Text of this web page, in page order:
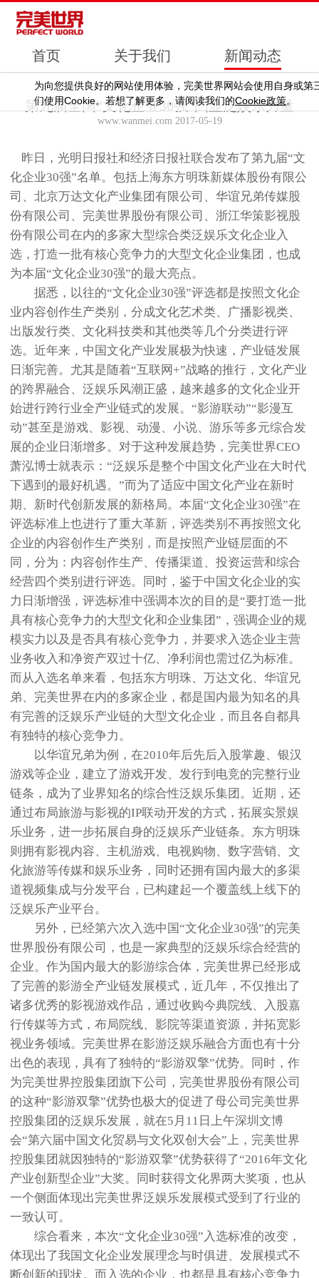
为向您提供良好的网站使用体验，完美世界网站会使用自身或第
们使用Cookie。若想了解更多，请阅读我们的Cookie政策。
首页 关于我们 新闻动态
第九届全国“文化企业30强”凸显泛娱乐力量
www.wanmei.com 2017-05-19
昨日，光明日报社和经济日报社联合发布了第九届“文
化企业30强”名单。包括上海东方明珠新媒体股份有限公
司、北京万达文化产业集团有限公司、华谊兄弟传媒股
份有限公司、完美世界股份有限公司、浙江华策影视股
份有限公司在内的多家大型综合类泛娱乐文化企业入
选，打造一批有核心竞争力的大型文化企业集团，也成
为本届“文化企业30强”的最大亮点。
据悉，以往的“文化企业30强”评选都是按照文化企
业内容创作生产类别，分成文化艺术类、广播影视类、
出版发行类、文化科技类和其他类等几个分类进行评
选。近年来，中国文化产业发展极为快速，产业链发展
日渐完善。尤其是随着“互联网+”战略的推行，文化产业
的跨界融合、泛娱乐风潮正盛，越来越多的文化企业开
始进行跨行业全产业链式的发展。“影游联动”“影漫互
动”甚至是游戏、影视、动漫、小说、游乐等多元综合发
展的企业日渐增多。对于这种发展趋势，完美世界CEO
萧泓博士就表示：“泛娱乐是整个中国文化产业在大时代
下遇到的最好机遇。”而为了适应中国文化产业在新时
期、新时代创新发展的新格局。本届“文化企业30强”在
评选标准上也进行了重大革新，评选类别不再按照文化
企业的内容创作生产类别，而是按照产业链层面的不
同，分为：内容创作生产、传播渠道、投资运营和综合
经营四个类别进行评选。同时，鉴于中国文化企业的实
力日渐增强，评选标准中强调本次的目的是“要打造一批
具有核心竞争力的大型文化和企业集团”，强调企业的规
模实力以及是否具有核心竞争力，并要求入选企业主营
业务收入和净资产双过十亿、净利润也需过亿为标准。
而从入选名单来看，包括东方明珠、万达文化、华谊兄
弟、完美世界在内的多家企业，都是国内最为知名的具
有完善的泛娱乐产业链的大型文化企业，而且各自都具
有独特的核心竞争力。
以华谊兄弟为例，在2010年后先后入股掌趣、银汉
游戏等企业，建立了游戏开发、发行到电竞的完整行业
链条，成为了业界知名的综合性泛娱乐集团。近期，还
通过布局旅游与影视的IP联动开发的方式，拓展实景娱
乐业务，进一步拓展自身的泛娱乐产业链条。东方明珠
则拥有影视内容、主机游戏、电视购物、数字营销、文
化旅游等传媒和娱乐业务，同时还拥有国内最大的多渠
道视频集成与分发平台，已构建起一个覆盖线上线下的
泛娱乐产业平台。
另外，已经第六次入选中国“文化企业30强”的完美
世界股份有限公司，也是一家典型的泛娱乐综合经营的
企业。作为国内最大的影游综合体，完美世界已经形成
了完善的影游全产业链发展模式，近几年，不仅推出了
诸多优秀的影视游戏作品，通过收购今典院线、入股嘉
行传媒等方式，布局院线、影院等渠道资源，并拓宽影
视业务领域。完美世界在影游泛娱乐融合方面也有十分
出色的表现，具有了独特的“影游双擎”优势。同时，作
为完美世界控股集团旗下公司，完美世界股份有限公司
的这种“影游双擎”优势也极大的促进了母公司完美世界
控股集团的泛娱乐发展，就在5月11日上午深圳文博
会“第六届中国文化贸易与文化双创大会”上，完美世界
控股集团就因独特的“影游双擎”优势获得了“2016年文化
产业创新型企业”大奖。同时获得文化界两大奖项，也从
一个侧面体现出完美世界泛娱乐发展模式受到了行业的
一致认可。
综合看来，本次“文化企业30强”入选标准的改变，
体现出了我国文化企业发展理念与时俱进、发展模式不
断创新的现状。而入选的企业，也都是具有核心竞争力